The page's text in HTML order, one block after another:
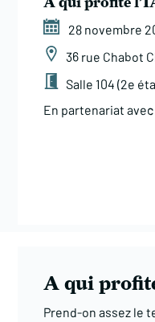
28 novembre
36 rue Chabot
Salle 104 (2e
En partenariat avec
A qui
Prend-on assez le